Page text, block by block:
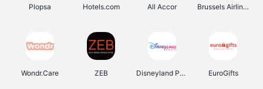
Plopsa Hotels.com All Accor Brussels Airlines
Wondr.Care ZEB Disneyland Paris EuroGifts